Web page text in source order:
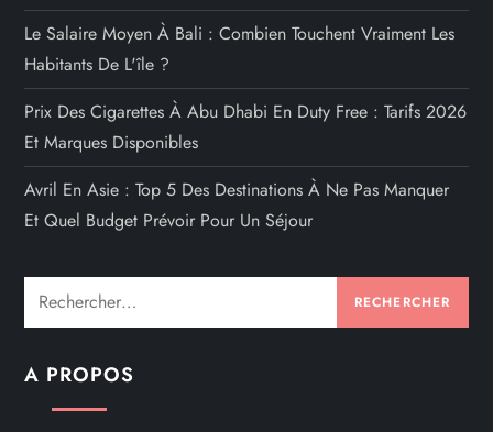
Le Salaire Moyen À Bali : Combien Touchent Vraiment Les
Habitants De L'île ?
Prix Des Cigarettes À Abu Dhabi En Duty Free : Tarifs 2026
Et Marques Disponibles
Avril En Asie : Top 5 Des Destinations À Ne Pas Manquer
Et Quel Budget Prévoir Pour Un Séjour
Rechercher :
A PROPOS